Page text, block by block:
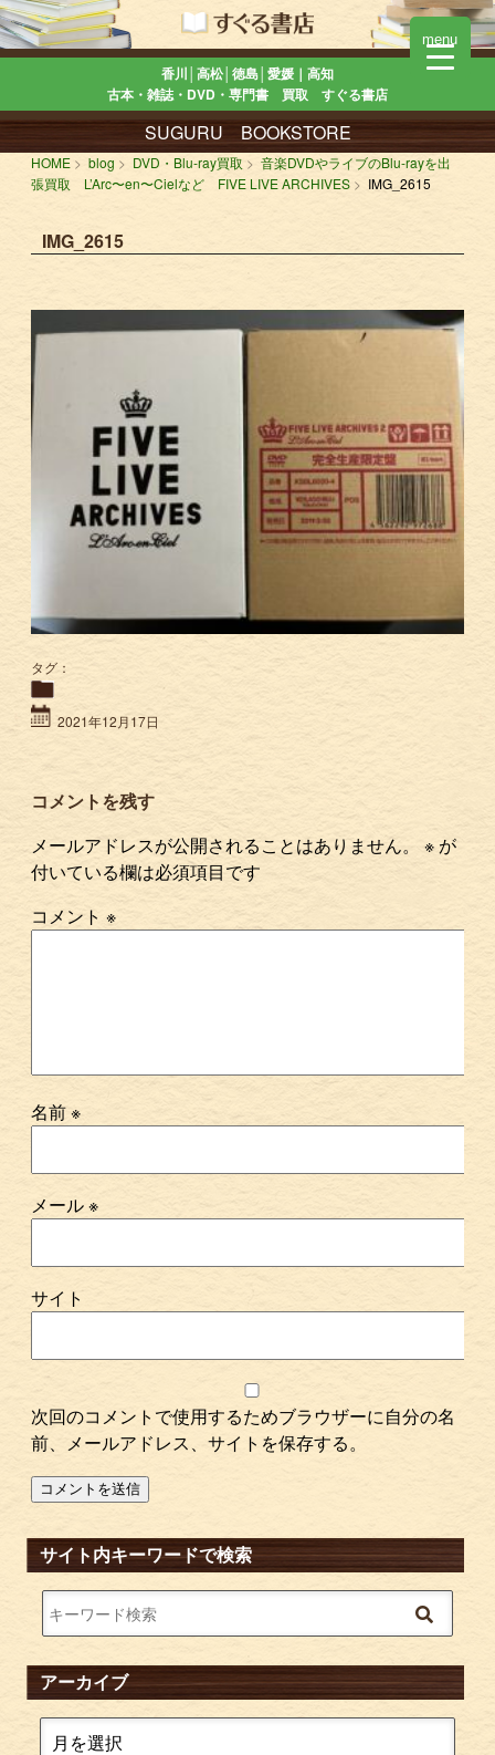
香川│高松│徳島│愛媛｜高知
古本・雑誌・DVD・専門書 買取 すぐる書店
SUGURU BOOKSTORE
HOME blog DVD・Blu-ray買取
音楽DVDやライブのBlu-rayを出
張買取 L’Arc〜en〜Cielなど FIVE LIVE ARCHIVES
IMG_2615
IMG_2615
タグ：
2021年12月17日
コメントを残す
メールアドレスが公開されることはありません。
※ が
付いている欄は必須項目です
コメント※
名前※
メール※
サイト
次回のコメントで使用するためブラウザーに自分の名
前、メールアドレス、サイトを保存する。
サイト内キーワードで検索
アーカイブ
menu